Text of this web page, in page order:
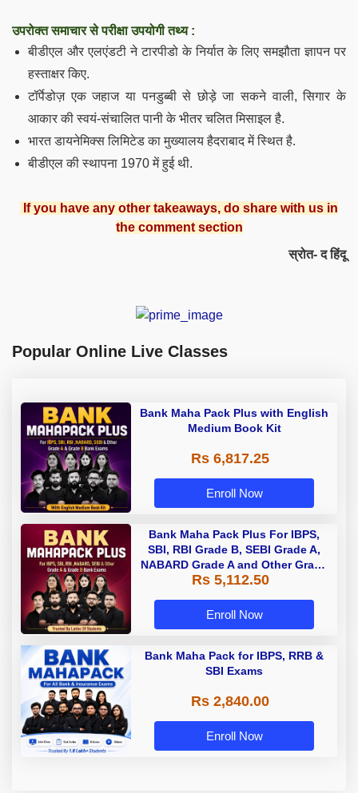
उपरोक्त समाचार से परीक्षा उपयोगी तथ्य :
बीडीएल और एलएंडटी ने टारपीडो के निर्यात के लिए समझौता ज्ञापन पर
हस्ताक्षर किए.
टॉर्पेडोज़ एक जहाज या पनडुब्बी से छोड़े जा सकने वाली, सिगार के
आकार की स्वयं-संचालित पानी के भीतर चलित मिसाइल है.
भारत डायनेमिक्स लिमिटेड का मुख्यालय हैदराबाद में स्थित है.
बीडीएल की स्थापना 1970 में हुई थी.
If you have any other takeaways, do share with us in
the comment section
स्रोत- द हिंदू
Popular Online Live Classes
Bank Maha Pack Plus with English
Medium Book Kit
Rs 6,817.25
Enroll Now
Bank Maha Pack Plus For IBPS,
SBI, RBI Grade B, SEBI Grade A,
NABARD Grade A and Other Grade
A & Grade B Bank Exams
Rs 5,112.50
Enroll Now
Bank Maha Pack for IBPS, RRB &
SBI Exams
Rs 2,840.00
Enroll Now